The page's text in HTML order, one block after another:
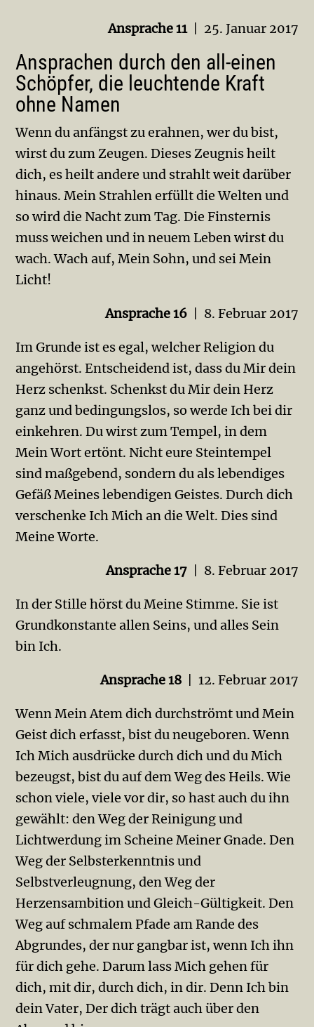
Ansprache 11| 25. Januar 2017
Ansprachen durch den all-einen
Schöpfer, die leuchtende Kraft
ohne Namen
Wenn du anfängst zu erahnen, wer du bist,
wirst du zum Zeugen. Dieses Zeugnis heilt
dich, es heilt andere und strahlt weit darüber
hinaus. Mein Strahlen erfüllt die Welten und
so wird die Nacht zum Tag. Die Finsternis
muss weichen und in neuem Leben wirst du
wach. Wach auf, Mein Sohn, und sei Mein
Licht!
Ansprache 16| 8. Februar 2017
Im Grunde ist es egal, welcher Religion du
angehörst. Entscheidend ist, dass du Mir dein
Herz schenkst. Schenkst du Mir dein Herz
ganz und bedingungslos, so werde Ich bei dir
einkehren. Du wirst zum Tem­pel, in dem
Mein Wort ertönt. Nicht eure Steintem­pel
sind maßgebend, sondern du als lebendiges
Gefäß Meines lebendigen Geistes. Durch dich
verschenke Ich Mich an die Welt. Dies sind
Meine Worte.
Ansprache 17| 8. Februar 2017
In der Stille hörst du Meine Stimme. Sie ist
Grundkonstante allen Seins, und alles Sein
bin Ich.
Ansprache 18| 12. Februar 2017
Wenn Mein Atem dich durchströmt und Mein
Geist dich erfasst, bist du neugeboren. Wenn
Ich Mich ausdrücke durch dich und du Mich
bezeugst, bist du auf dem Weg des Heils. Wie
schon viele, viele vor dir, so hast auch du ihn
gewählt: den Weg der Reinigung und
Lichtwerdung im Scheine Meiner Gnade. Den
Weg der Selbsterkenntnis und
Selbstverleugnung, den Weg der
Herzensambition und Gleich-Gültig­keit. Den
Weg auf schmalem Pfade am Rande des
Abgrundes, der nur gangbar ist, wenn Ich ihn
für dich gehe. Darum lass Mich gehen für
dich, mit dir, durch dich, in dir. Denn Ich bin
dein Vater, Der dich trägt auch über den